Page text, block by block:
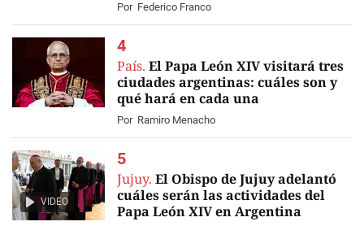
Por Federico Franco
País. El Papa León XIV visitará tres
ciudades argentinas: cuáles son y
qué hará en cada una
Por Ramiro Menacho
VIDEO
Jujuy. El Obispo de Jujuy adelantó
cuáles serán las actividades del
Papa León XIV en Argentina